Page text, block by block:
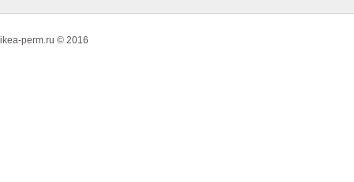
ikea-perm.ru © 2016